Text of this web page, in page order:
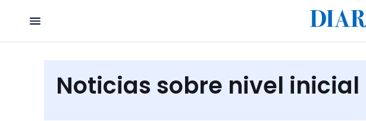
Noticias sobre nivel inicial